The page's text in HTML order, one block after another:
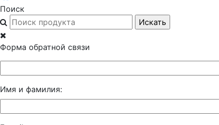
Поиск
Форма обратной связи
Имя и фамилия: